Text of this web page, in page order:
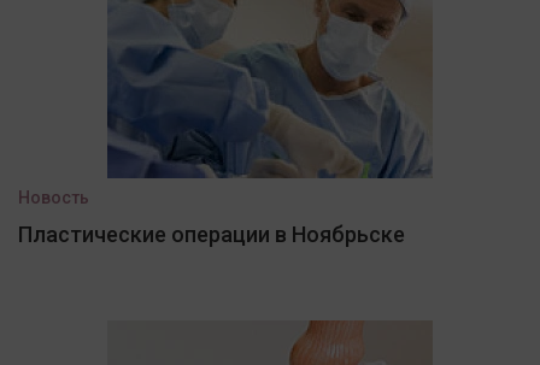
Новость
Пластические операции в Ноябрьске